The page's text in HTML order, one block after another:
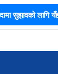
सुझावको लागि